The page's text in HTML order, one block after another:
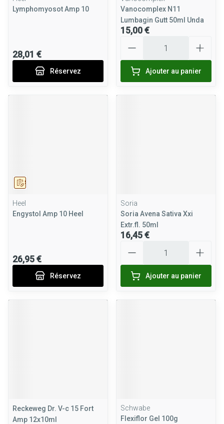
Lymphomyosot Amp 10
28,01 €
Réservez
Vanocomplex N11
Lumbagin Gutt 50ml Unda
15,00 €
Ajouter au panier
Sur prescription
Heel
Engystol Amp 10 Heel
26,95 €
Réservez
Soria
Soria Avena Sativa Xxi
Extr.fl. 50ml
16,45 €
Ajouter au panier
Reckeweg Dr. V-c 15 Fort
Amp 12x10ml
Schwabe
Flexiflor Gel 100g